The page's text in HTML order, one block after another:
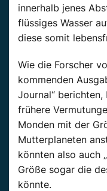
innerhalb jenes
flüssiges Wasser
diese somit
Wie die Forscher
kommenden
Journal“
frühere
Monden mit der
Mutterplaneten
könnten also auch
Größe sogar die
könnte.